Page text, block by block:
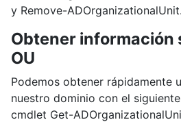
y Remove-ADOrganizationalUnit.
Obtener información
OU
Podemos obtener rápidamente
nuestro dominio con el
cmdlet Get-